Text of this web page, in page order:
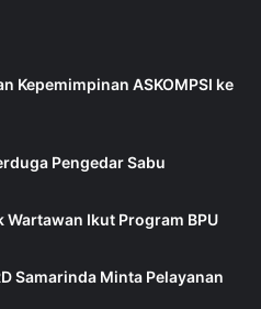
Kepemimpinan ASKOMPSI ke
Pengedar Sabu
Wartawan Ikut Program BPU
Samarinda Minta Pelayanan